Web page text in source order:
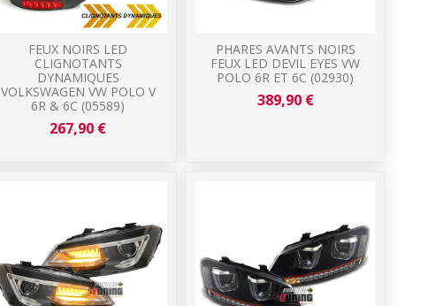
FEUX NOIRS LED
CLIGNOTANTS
DYNAMIQUES
VOLKSWAGEN VW POLO V
6R & 6C (05589)
267,90 €
PHARES AVANTS NOIRS
FEUX LED DEVIL EYES VW
POLO 6R ET 6C (02930)
389,90 €